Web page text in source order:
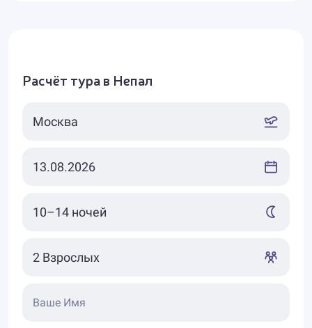
Расчёт тура в Непал
Ваше Имя